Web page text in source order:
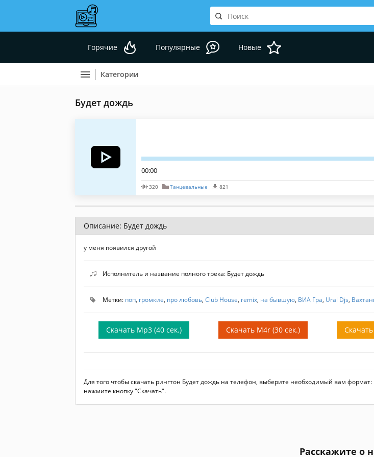
Горячие Популярные Новые
Категории
Будет дождь
00:00
320 Танцевальные 821
Описание: Будет дождь
у меня появился другой
Исполнитель и название полного трека: Будет дождь
Метки: поп, громкие, про любовь, Club House, remix, на бывшую, ВИА Гра, Ural Djs,
Скачать Mp3 (40 сек.) Скачать M4r (30 сек.)
Для того чтобы скачать рингтон Будет дождь на телефон, выберите необходимый вам формат:
нажмите кнопку "Скачать".
Расскажите о